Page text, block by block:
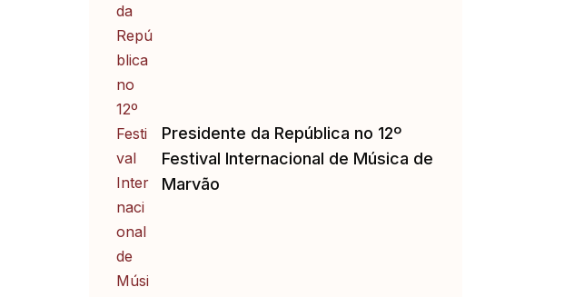
Presidente da República no 12º
Festival Internacional de Música de
Marvão